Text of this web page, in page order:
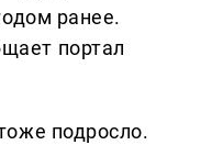
ранее.
портал
подросло.